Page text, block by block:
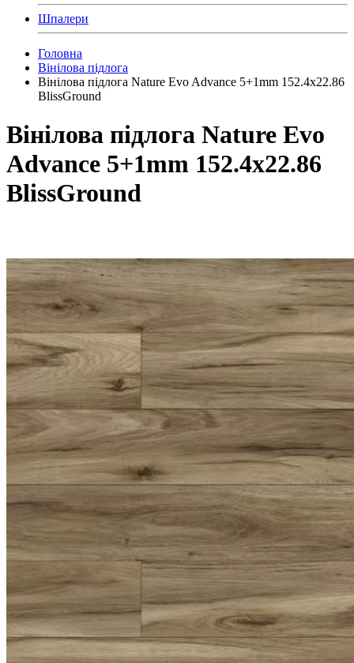
Шпалери
Головна
Вінілова підлога
Вінілова підлога Nature Evo Advance 5+1mm 152.4х22.86
BlissGround
Вінілова підлога Nature Evo
Advance 5+1mm 152.4х22.86
BlissGround